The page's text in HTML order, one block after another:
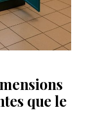
que le